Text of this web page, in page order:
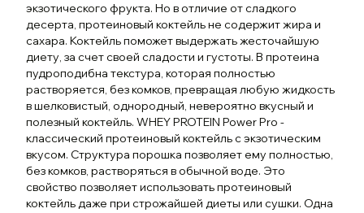
экзотического фрукта. Но в отличие от сладкого
десерта, протеиновый коктейль не содержит жира и
сахара. Коктейль поможет выдержать жесточайшую
диету, за счет своей сладости и густоты. В протеина
пудроподибна текстура, которая полностью
растворяется, без комков, превращая любую жидкость
в шелковистый, однородный, невероятно вкусный и
полезный коктейль. WHEY PROTEIN Power Pro -
классический протеиновый коктейль с экзотическим
вкусом. Структура порошка позволяет ему полностью,
без комков, растворяться в обычной воде. Это
свойство позволяет использовать протеиновый
коктейль даже при строжайшей диеты или сушки. Одна